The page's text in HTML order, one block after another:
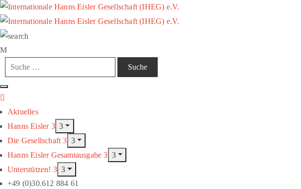
Aktuelles
Hanns Eisler
Die Gesellschaft
Hanns Eisler Gesamtausgabe
Unterstützen!
+49 (0)30.612 884 61